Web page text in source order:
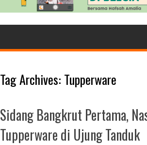
Tag Archives: Tupperware
Sidang Bangkrut Pertama,
Tupperware di Ujung Tanduk